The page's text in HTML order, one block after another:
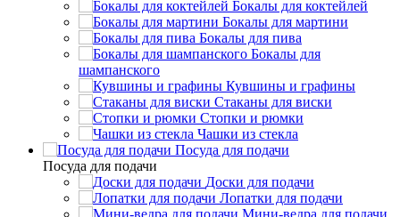
Бокалы для коктейлей
Бокалы для мартини
Бокалы для пива
Бокалы для
шампанского
Кувшины и графины
Стаканы для виски
Стопки и рюмки
Чашки из стекла
Посуда для подачи
Посуда для подачи
Доски для подачи
Лопатки для подачи
Мини-ведра для подачи